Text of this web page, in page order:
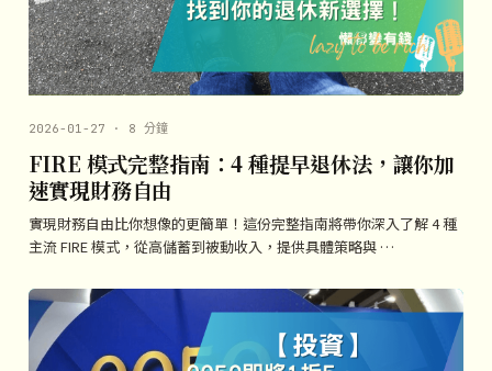
2026-01-27 · 8 分鐘
FIRE 模式完整指南：4 種提早退休法，讓你加
速實現財務自由
實現財務自由比你想像的更簡單！這份完整指南將帶你深入了解 4 種
主流 FIRE 模式，從高儲蓄到被動收入，提供具體策略與 …